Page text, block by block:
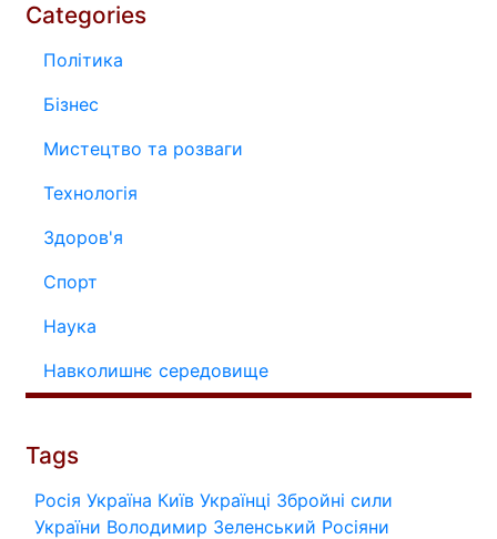
Categories
Політика
Бізнес
Мистецтво та розваги
Технологія
Здоров'я
Спорт
Наука
Навколишнє середовище
Tags
Росія Україна Київ Українці Збройні сили
України Володимир Зеленський Росіяни